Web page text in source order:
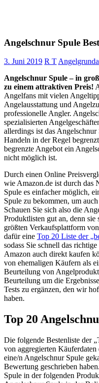
Angelschnur Spule
3. Juni 2019 R T
Angelschnur Spule – in
zu einem attraktiven Preis!
Angelfans mit vielen
Angelausstattung und
professionelle Angler.
spezialisierten
allerdings ist das
Handeln in der Regel
begrenzte Angebot ein
nicht möglich ist.
Durch einen Online
wie Amazon.de ist durch das
Spule es einfacher möglich,
Spule zu bekommen, um
Schauen Sie sich also die
Produktlisten gut an, denn
größten Verkaufsplattform
dafür eine Top 20 Liste der
sodass Sie schnell das
Amazon auch direkt kaufen
von ehemaligen Käufern als
Beurteilung von
Beurteilung um die
Tests zu ergänzen, den wir
haben.
Top 20
Die folgende Bestenliste der
von aggregierten
eine/n Angelschnur Spule
Bewertung geschrieben
Spule in der folgenden